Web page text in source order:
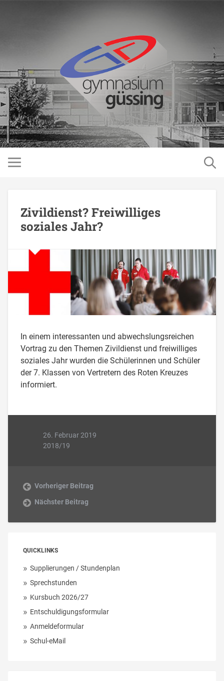
Zivildienst? Freiwilliges
soziales Jahr?
In einem interessanten und abwechslungsreichen
Vortrag zu den Themen Zivildienst und freiwilliges
soziales Jahr wurden die Schülerinnen und Schüler
der 7. Klassen von Vertretern des Roten Kreuzes
informiert.
26. Februar 2019
2018/19
Vorheriger Beitrag
Nächster Beitrag
QUICKLINKS
Supplierungen / Stundenplan
Sprechstunden
Kursbuch 2026/27
Entschuldigungsformular
Anmeldeformular
Schul-eMail